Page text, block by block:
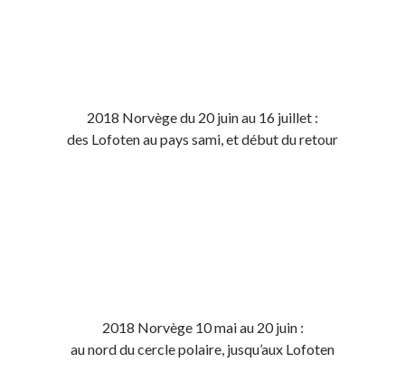
2018 Norvège du 20 juin au 16 juillet :
des Lofoten au pays sami, et début du retour
2018 Norvège 10 mai au 20 juin :
au nord du cercle polaire, jusqu’aux Lofoten